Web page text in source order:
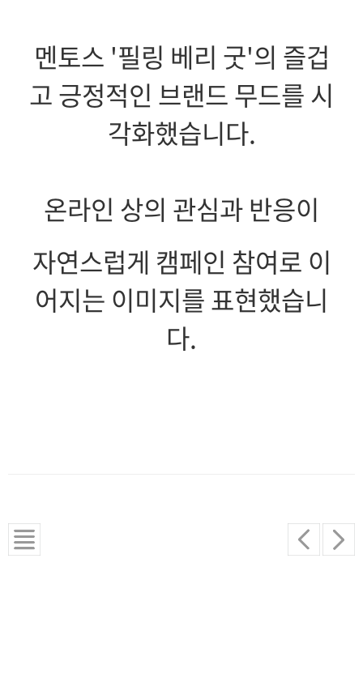
멘토스 '필링 베리 굿'의 즐겁
고 긍정적인 브랜드 무드를 시
각화했습니다.
온라인 상의 관심과 반응이
자연스럽게 캠페인 참여로 이
어지는 이미지를 표현했습니
다.